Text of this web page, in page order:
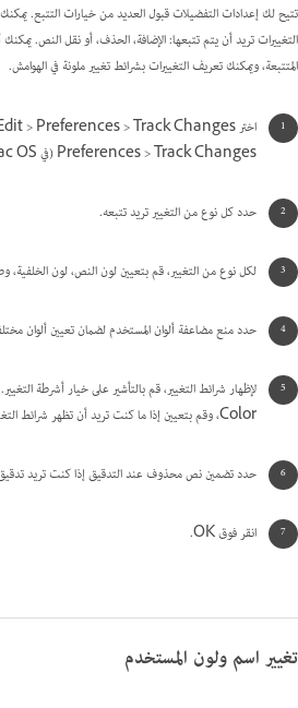
تتيح لك إعدادات التفضيلات قبول العديد من خيارات التتبع.
التغييرات تريد أن يتم تتبعها: الإضافة، الحذف، أو نقل النص.
المتتبعة، ويمكنك تعريف التغييرات بشرائط تغيير ملونة في الهوامش.
Preferences > Track Changes (في Mac OS).
حدد كل نوع من التغيير تريد تتبعه.
لكل نوع من التغيير، قم بتعيين لون النص، لون الخلفية،
حدد منع مضاعفة ألوان المستخدم لضمان تعيين ألوان
Color، وقم بتعيين إذا ما كنت تريد أن تظهر شرائط التغيير في الهامش الأيمن أو الأيسر.
حدد تضمين نص محذوف عند التدقيق إذا كنت تريد تدقيق
انقر فوق OK.
تغيير اسم ولون المستخدم